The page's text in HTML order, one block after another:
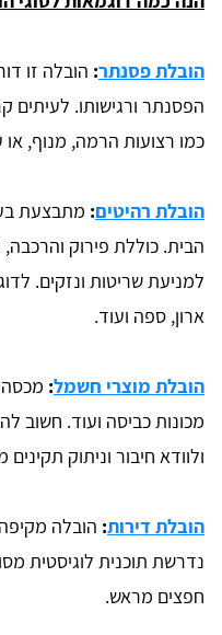
הובלת פסנתר: הובלה זו
הפסנתר ורגישותו. לעיתים
כמו רצועות הרמה, מנוף, או
הובלת רהיטים: מתבצעת
הבית. כוללת פירוק
למניעת שריטות ונזקים.
ארון, ספה ועוד.
הובלת מוצרי חשמל: מכסה
מכונות כביסה ועוד. חשוב
ולוודא חיבור וניתוק
הובלת דירות: הובלה
נדרשת תוכנית לוגיסטית
חפצים מראש.